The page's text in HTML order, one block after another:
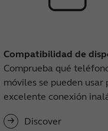
Compatibilidad de
Comprueba qué
móviles se pueden
excelente conexión
Discover